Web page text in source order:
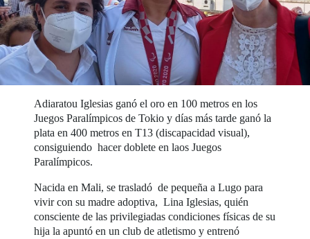
Adiaratou Iglesias ganó el oro en 100 metros en los
Juegos Paralímpicos de Tokio y días más tarde ganó la
plata en 400 metros en T13 (discapacidad visual),
consiguiendo hacer doblete en laos Juegos
Paralímpicos.
Nacida en Mali, se trasladó de pequeña a Lugo para
vivir con su madre adoptiva, Lina Iglesias, quién
consciente de las privilegiadas condiciones físicas de su
hija la apuntó en un club de atletismo y entrenó